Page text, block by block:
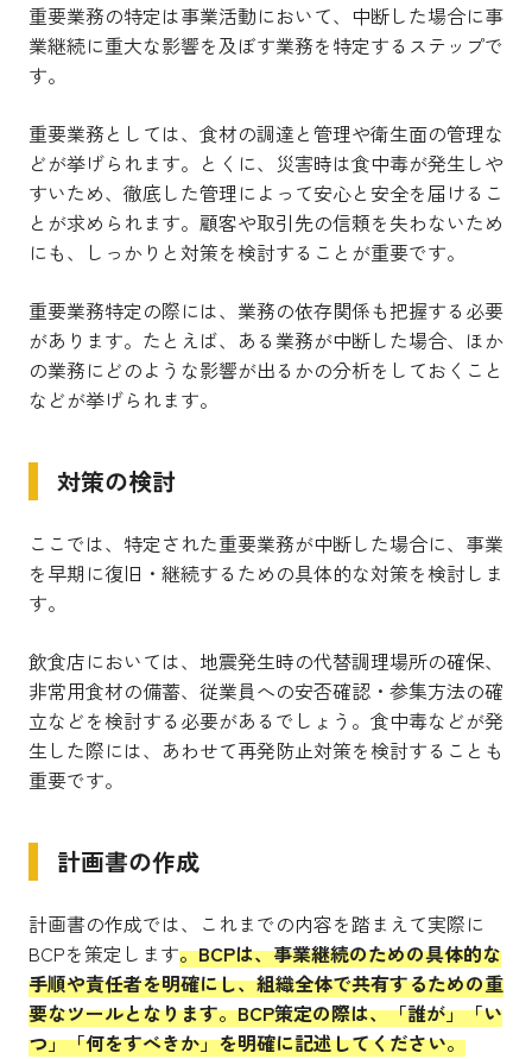
重要業務の特定は事業活動において、中断した場合に事
業継続に重大な影響を及ぼす業務を特定するステップで
す。
重要業務としては、食材の調達と管理や衛生面の管理な
どが挙げられます。とくに、災害時は食中毒が発生しや
すいため、徹底した管理によって安心と安全を届けるこ
とが求められます。顧客や取引先の信頼を失わないため
にも、しっかりと対策を検討することが重要です。
重要業務特定の際には、業務の依存関係も把握する必要
があります。たとえば、ある業務が中断した場合、ほか
の業務にどのような影響が出るかの分析をしておくこと
などが挙げられます。
対策の検討
ここでは、特定された重要業務が中断した場合に、事業
を早期に復旧・継続するための具体的な対策を検討しま
す。
飲食店においては、地震発生時の代替調理場所の確保、
非常用食材の備蓄、従業員への安否確認・参集方法の確
立などを検討する必要があるでしょう。食中毒などが発
生した際には、あわせて再発防止対策を検討することも
重要です。
計画書の作成
計画書の作成では、これまでの内容を踏まえて実際に
BCPを策定します。BCPは、事業継続のための具体的な
手順や責任者を明確にし、組織全体で共有するための重
要なツールとなります。BCP策定の際は、「誰が」「い
つ」「何をすべきか」を明確に記述してください。